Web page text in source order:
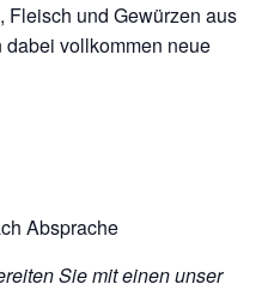
Fleisch und Gewürzen aus
vollkommen neue
Absprache
Sie mit einen unser